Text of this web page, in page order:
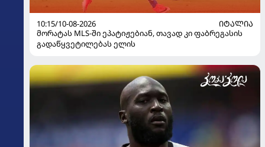
10:15/10-08-2026
ᲘᲢᲐᲚᲘᲐ
მორატას MLS-ში ეპატიჟებიან, თავად კი ფაბრეგასის
გადაწყვეტილებას ელის